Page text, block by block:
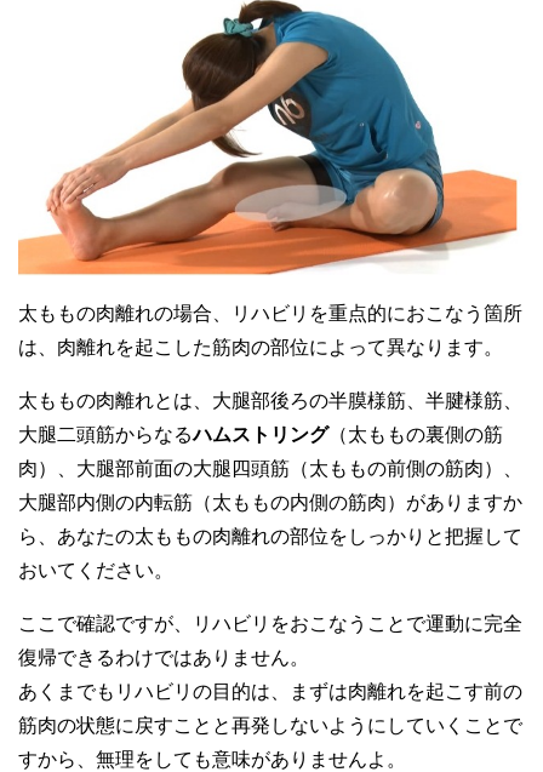
太ももの肉離れの場合、リハビリを重点的におこなう箇所
は、肉離れを起こした筋肉の部位によって異なります。
太ももの肉離れとは、大腿部後ろの半膜様筋、半腱様筋、
大腿二頭筋からなるハムストリング（太ももの裏側の筋
肉）、大腿部前面の大腿四頭筋（太ももの前側の筋肉）、
大腿部内側の内転筋（太ももの内側の筋肉）がありますか
ら、あなたの太ももの肉離れの部位をしっかりと把握して
おいてください。
ここで確認ですが、リハビリをおこなうことで運動に完全
復帰できるわけではありません。
あくまでもリハビリの目的は、まずは肉離れを起こす前の
筋肉の状態に戻すことと再発しないようにしていくことで
すから、無理をしても意味がありませんよ。